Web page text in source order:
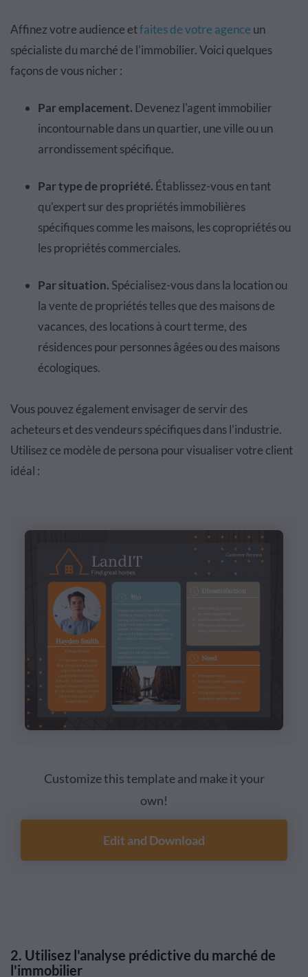
Affinez votre audience etfaites de votre agence un
spécialiste du marché de l'immobilier. Voici quelques
façons de vous nicher :
Par emplacement. Devenez l'agent immobilier
incontournable dans un quartier, une ville ou un
arrondissement spécifique.
Par type de propriété. Établissez-vous en tant
qu'expert sur des propriétés immobilières
spécifiques comme les maisons, les copropriétés ou
les propriétés commerciales.
Par situation. Spécialisez-vous dans la location ou
la vente de propriétés telles que des maisons de
vacances, des locations à court terme, des
résidences pour personnes âgées ou des maisons
écologiques.
Vous pouvez également envisager de servir des
acheteurs et des vendeurs spécifiques dans l'industrie.
Utilisez ce modèle de persona pour visualiser votre client
idéal :
Customize this template and make it your
own!
Edit and Download
2. Utilisez l'analyse prédictive du marché de
l'immobilier